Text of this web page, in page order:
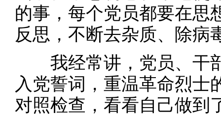
的事，每个党员都要在思
反思，不断去杂质、除病
我经常讲，党员、干
入党誓词，重温革命烈士
对照检查，看看自己做到